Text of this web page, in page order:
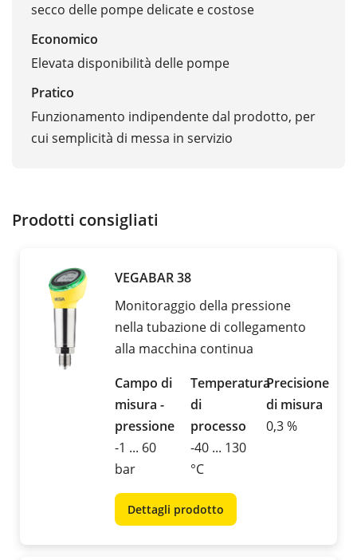
secco delle pompe delicate e costose
Economico
Elevata disponibilità delle pompe
Pratico
Funzionamento indipendente dal prodotto, per
cui semplicità di messa in servizio
Prodotti consigliati
VEGABAR 38
Monitoraggio della pressione
nella tubazione di collegamento
alla macchina continua
Campo di
misura -
pressione
-1 ... 60
bar
Temperatura
di
processo
-40 ... 130
°C
Precisione
di misura
0,3 %
Dettagli prodotto